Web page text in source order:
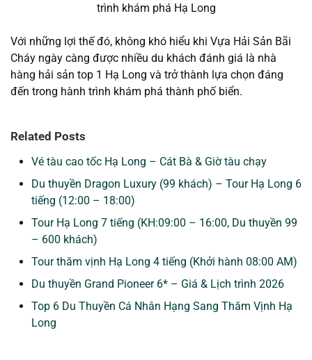
trình khám phá Hạ Long
Với những lợi thế đó, không khó hiểu khi Vựa Hải Sản Bãi
Cháy ngày càng được nhiều du khách đánh giá là nhà
hàng hải sản top 1 Hạ Long và trở thành lựa chọn đáng
đến trong hành trình khám phá thành phố biển.
Related Posts
Vé tàu cao tốc Hạ Long – Cát Bà & Giờ tàu chạy
Du thuyền Dragon Luxury (99 khách) – Tour Hạ Long 6
tiếng (12:00 – 18:00)
Tour Hạ Long 7 tiếng (KH:09:00 – 16:00, Du thuyền 99
– 600 khách)
Tour thăm vịnh Hạ Long 4 tiếng (Khởi hành 08:00 AM)
Du thuyền Grand Pioneer 6* – Giá & Lịch trình 2026
Top 6 Du Thuyền Cá Nhân Hạng Sang Thăm Vịnh Hạ
Long